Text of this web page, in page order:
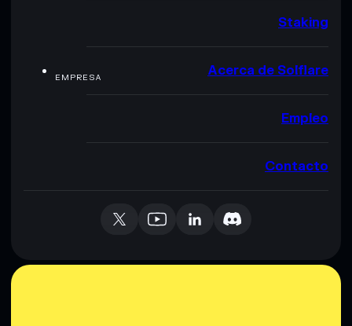
Staking
EMPRESA Acerca de Solflare
Empleo
Contacto